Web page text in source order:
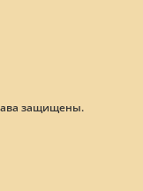
защищены.